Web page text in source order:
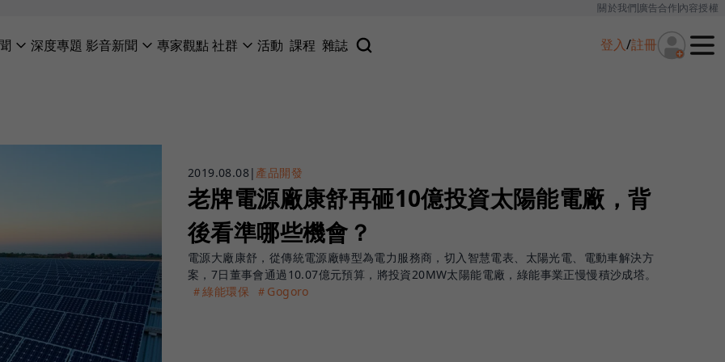
關於我們廣告合作內容授權
深度專題 影音新聞 專家觀點社群 活動 課程 雜誌 登入/註冊
2019.08.08| 產品開發
老牌電源廠康舒再砸10億投資太陽能電廠，背
後看準哪些機會？
電源大廠康舒，從傳統電源廠轉型為電力服務商，切入智慧電表、太陽光電、電動車解決方
案，7日董事會通過10.07億元預算，將投資20MW太陽能電廠，綠能事業正慢慢積沙成塔。
＃綠能環保
＃Gogoro